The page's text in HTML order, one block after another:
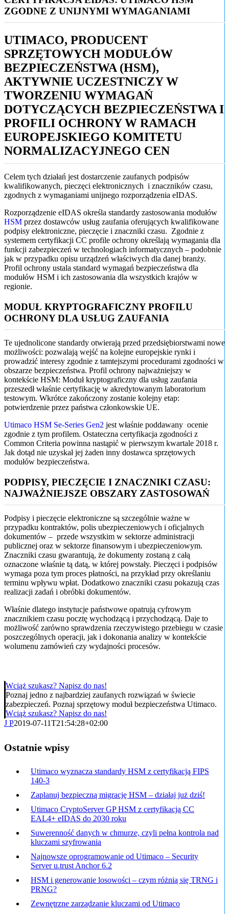
ZGODNE Z UNIJNYMI WYMAGANIAMI
UTIMACO, PRODUCENT
SPRZĘTOWYCH MODUŁÓW
BEZPIECZEŃSTWA (HSM),
AKTYWNIE UCZESTNICZY W
TWORZENIU WYMAGAŃ
DOTYCZĄCYCH BEZPIECZEŃSTWA I
PROFILI OCHRONY W RAMACH
EUROPEJSKIEGO KOMITETU
NORMALIZACYJNEGO CEN
Celem tych działań jest dostarczenie zaufanych podpisów
kwalifikowanych, pieczęci elektronicznych i znaczników czasu,
zgodnych z wymaganiami unijnego rozporządzenia eIDAS.
Rozporządzenie eIDAS określa standardy zastosowania modułów
HSM przez dostawców usług zaufania oferujących kwalifikowane
podpisy elektroniczne, pieczęcie i znaczniki czasu. Zgodnie z
systemem certyfikacji CC profile ochrony określają wymagania dla
funkcji zabezpieczeń w technologiach informatycznych – podobnie
jak w przypadku opisu urządzeń właściwych dla danej branży.
Profil ochrony ustala standard wymagań bezpieczeństwa dla
modułów HSM i ich zastosowania dla wszystkich krajów w
regionie.
MODUŁ KRYPTOGRAFICZNY PROFILU
OCHRONY DLA USŁUG ZAUFANIA
Te ujednolicone standardy otwierają przed przedsiębiorstwami nowe
możliwości: pozwalają wejść na kolejne europejskie rynki i
prowadzić interesy zgodnie z tamtejszymi procedurami zgodności w
obszarze bezpieczeństwa. Profil ochrony najważniejszy w
kontekście HSM: Moduł kryptograficzny dla usług zaufania
przeszedł właśnie certyfikację w akredytowanym laboratorium
testowym. Wkrótce zakończony zostanie kolejny etap:
potwierdzenie przez państwa członkowskie UE.
Utimaco HSM Se-Series Gen2 jest właśnie poddawany ocenie
zgodnie z tym profilem. Ostateczna certyfikacja zgodności z
Common Criteria powinna nastąpić w pierwszym kwartale 2018 r.
Jak dotąd nie uzyskał jej żaden inny dostawca sprzętowych
modułów bezpieczeństwa.
PODPISY, PIECZĘCIE I ZNACZNIKI CZASU:
NAJWAŻNIEJSZE OBSZARY ZASTOSOWAŃ
Podpisy i pieczęcie elektroniczne są szczególnie ważne w
przypadku kontraktów, polis ubezpieczeniowych i oficjalnych
dokumentów – przede wszystkim w sektorze administracji
publicznej oraz w sektorze finansowym i ubezpieczeniowym.
Znaczniki czasu gwarantują, że dokumenty zostaną z całą
oznaczone właśnie tą datą, w której powstały. Pieczęci i podpisów
wymaga poza tym proces płatności, na przykład przy określaniu
terminu wpływu wpłat. Dodatkowo znaczniki czasu pokazują czas
realizacji zadań i obróbki dokumentów.
Właśnie dlatego instytucje państwowe opatrują cyfrowym
znacznikiem czasu pocztę wychodzącą i przychodzącą. Daje to
możliwość zarówno sprawdzenia rzeczywistego przebiegu w czasie
poszczególnych operacji, jak i dokonania analizy w kontekście
wolumenu zamówień czy wydajności procesów.
Wciąż szukasz? Napisz do nas!
Poznaj jedno z najbardziej zaufanych rozwiązań w świecie
zabezpieczeń. Poznaj sprzętowy moduł bezpieczeństwa Utimaco.
Wciąż szukasz? Napisz do nas!
J P2019-07-11T21:54:28+02:00
Ostatnie wpisy
Utimaco wyznacza standardy HSM z certyfikacją FIPS
140-3
Zaplanuj bezpieczną migrację HSM – działaj już dziś!
Utimaco CryptoServer GP HSM z certyfikacją CC
EAL4+ eIDAS do 2030 roku
Suwerenność danych w chmurze, czyli pełna kontrola nad
kluczami szyfrowania
Najnowsze oprogramowanie od Utimaco – Security
Server u.trust Anchor 6.2
HSM i generowanie losowości – czym różnią się TRNG i
PRNG?
Zewnętrzne zarządzanie kluczami od Utimaco